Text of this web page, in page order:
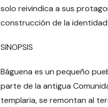
solo reivindica a sus
construcción de la identidad
SINOPSIS
Báguena es un pequeño
parte de la antigua
templaria, se remontan al